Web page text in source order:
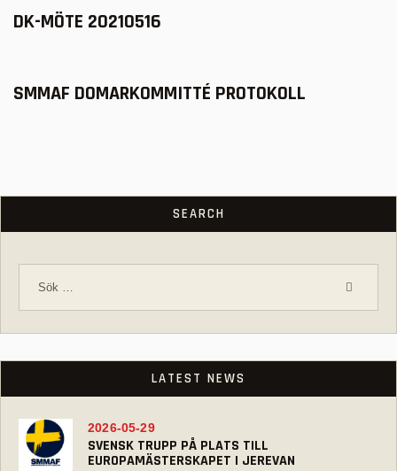
DK-MÖTE 20210516
SMMAF DOMARKOMMITTÉ PROTOKOLL
SEARCH
LATEST NEWS
SVENSK TRUPP PÅ PLATS TILL
EUROPAMÄSTERSKAPET I JEREVAN
2026-05-29